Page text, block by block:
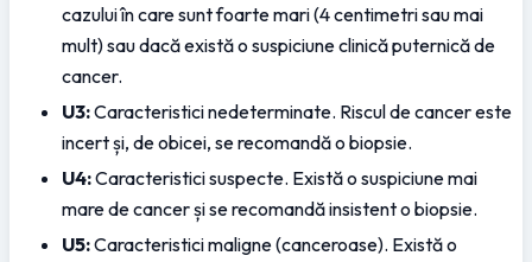
cazului în care sunt foarte mari (4 centimetri sau mai
mult) sau dacă există o suspiciune clinică puternică de
cancer.
U3: Caracteristici nedeterminate. Riscul de cancer este
incert și, de obicei, se recomandă o biopsie.
U4: Caracteristici suspecte. Există o suspiciune mai
mare de cancer și se recomandă insistent o biopsie.
U5: Caracteristici maligne (canceroase). Există o